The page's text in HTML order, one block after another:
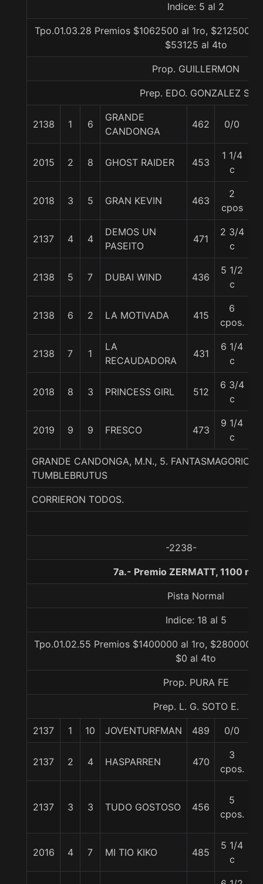
Indice: 5 al 2
Tpo.01.03.28 Premios $1062500 al 1ro, $212500
$53125 al 4to
Prop. GUILLERMON
Prep. EDO. GONZALEZ S.
2138 1 6
GRANDE
CANDONGA
462 0/0
2015 2 8 GHOST RAIDER 453
1 1/4
c
2018 3 5 GRAN KEVIN 463
2
cpos
2137 4 4
DEMOS UN
PASEITO
471
2 3/4
c
2138 5 7 DUBAI WIND 436
5 1/2
c
2138 6 2 LA MOTIVADA 415
6
cpos.
2138 7 1
LA
RECAUDADORA
431
6 1/4
c
2018 8 3 PRINCESS GIRL 512
6 3/4
c
2019 9 9 FRESCO 473
9 1/4
c
GRANDE CANDONGA, M.N., 5.
TUMBLEBRUTUS
CORRIERON TODOS.
-2238-
7a.- Premio ZERMATT, 1100
Pista Normal
Indice: 18 al 5
Tpo.01.02.55 Premios $1400000 al 1ro, $280000
$0 al 4to
Prop. PURA FE
Prep. L. G. SOTO E.
2137 1 10 JOVENTURFMAN 489 0/0
2137 2 4 HASPARREN 470
3
cpos.
2137 3 3 TUDO GOSTOSO 456
5
cpos.
2016 4 7 MI TIO KIKO 485
5 1/4
c